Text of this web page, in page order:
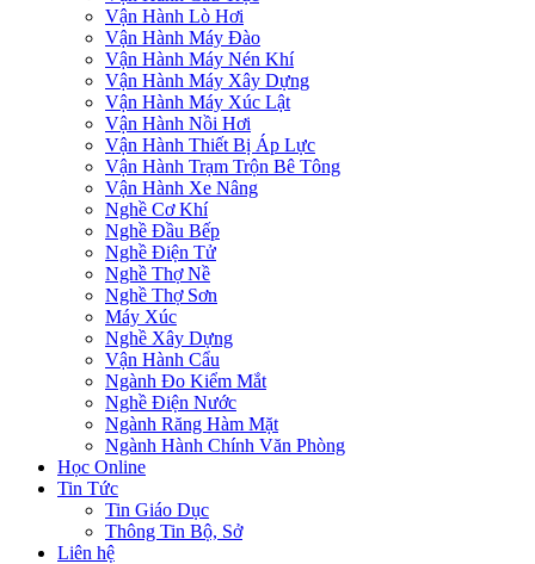
Vận Hành Lò Hơi
Vận Hành Máy Đào
Vận Hành Máy Nén Khí
Vận Hành Máy Xây Dựng
Vận Hành Máy Xúc Lật
Vận Hành Nồi Hơi
Vận Hành Thiết Bị Áp Lực
Vận Hành Trạm Trộn Bê Tông
Vận Hành Xe Nâng
Nghề Cơ Khí
Nghề Đầu Bếp
Nghề Điện Tử
Nghề Thợ Nề
Nghề Thợ Sơn
Máy Xúc
Nghề Xây Dựng
Vận Hành Cẩu
Ngành Đo Kiểm Mắt
Nghề Điện Nước
Ngành Răng Hàm Mặt
Ngành Hành Chính Văn Phòng
Học Online
Tin Tức
Tin Giáo Dục
Thông Tin Bộ, Sở
Liên hệ